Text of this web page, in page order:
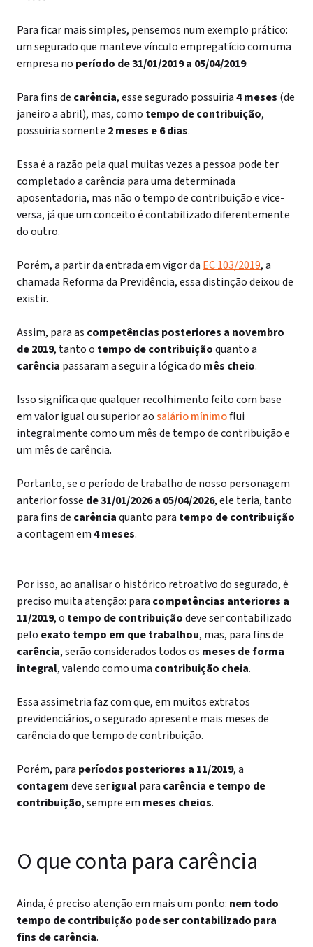
Para ficar mais simples, pensemos num exemplo prático:
um segurado que manteve vínculo empregatício com uma
empresa no período de 31/01/2019 a 05/04/2019.
Para fins de carência, esse segurado possuiria4 meses (de
janeiro a abril), mas, como tempo de contribuição,
possuiria somente 2 meses e 6 dias.
Essa é a razão pela qual muitas vezes a pessoa pode ter
completado a carência para uma determinada
aposentadoria, mas não o tempo de contribuição e vice-
versa, já que um conceito é contabilizado diferentemente
do outro.
Porém, a partir da entrada em vigor da EC 103/2019, a
chamada Reforma da Previdência, essa distinção deixou de
existir.
Assim, para as competências posteriores a novembro
de 2019, tanto o tempo de contribuiçãoquanto a
carência passaram a seguir a lógica do mês cheio.
Isso significa que qualquer recolhimento feito com base
em valor igual ou superior aosalário mínimoflui
integralmente como um mês de tempo de contribuição e
um mês de carência.
Portanto, se o período de trabalho de nosso personagem
anterior fosse de 31/01/2026 a 05/04/2026, ele teria, tanto
para fins de carênciaquanto para tempo de contribuição
a contagem em4 meses.
Por isso, ao analisar o histórico retroativo do segurado, é
preciso muita atenção: para competências anteriores a
11/2019, o tempo de contribuiçãodeve ser contabilizado
pelo exato tempo em que trabalhou, mas, para fins de
carência, serão considerados todos os meses de forma
integral, valendo como uma contribuição cheia.
Essa assimetria faz com que, em muitos extratos
previdenciários, o segurado apresente mais meses de
carência do que tempo de contribuição.
Porém, para períodos posteriores a 11/2019, a
contagemdeve serigualpara carência e tempo de
contribuição, sempre em meses cheios.
O que conta para carência
Ainda, é preciso atenção em mais um ponto: nem todo
tempo de contribuição pode ser contabilizado para
fins de carência.